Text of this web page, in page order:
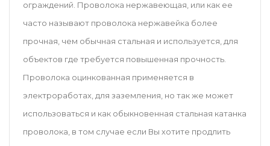
ограждений. Проволока нержавеющая, или как ее
часто называют проволока нержавейка более
прочная, чем обычная стальная и используется, для
объектов где требуется повышенная прочность.
Проволока оцинкованная применяется в
электроработах, для заземления, но так же может
использоваться и как обыкновенная стальная катанка
проволока, в том случае если Вы хотите продлить